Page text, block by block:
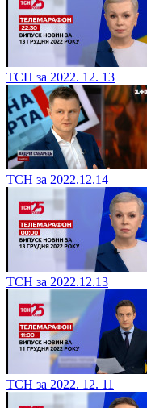
ТСН за 2022. 12. 13
ТСН за 2022.12.14
ТСН за 2022.12.13
ТСН за 2022. 12. 11